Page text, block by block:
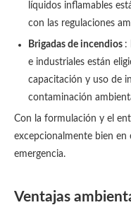
líquidos inflamables
con las regulaciones
Brigadas de incendios :
e industriales están
capacitación y uso de
contaminación
Con la formulación y el
excepcionalmente bien en
emergencia.
Ventajas